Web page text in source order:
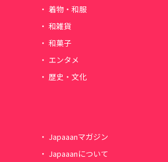
着物・和服
和雑貨
和菓子
エンタメ
歴史・文化
Japaaanマガジン
Japaaanについて